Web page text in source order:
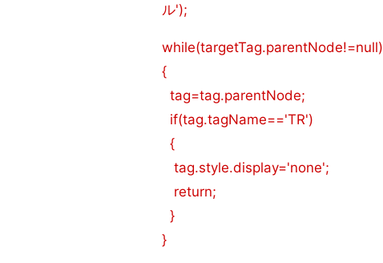
ル');
while(targetTag.parentNode!=null)
{
tag=tag.parentNode;
if(tag.tagName=='TR')
{
tag.style.display='none';
return;
}
}